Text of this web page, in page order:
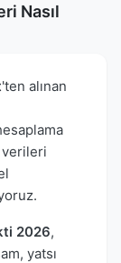
Nasıl
'ten alınan
verileri
2026,
yatsı